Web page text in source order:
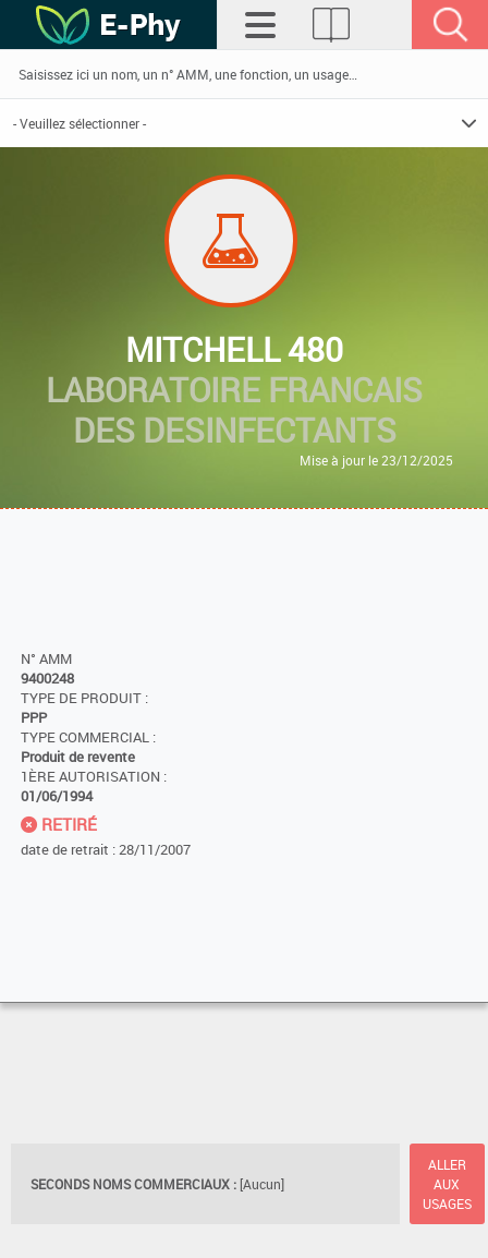
MITCHELL 480
LABORATOIRE FRANCAIS
DES DESINFECTANTS
Mise à jour le 23/12/2025
N° AMM
9400248
TYPE DE PRODUIT :
PPP
TYPE COMMERCIAL :
Produit de revente
1ÈRE AUTORISATION :
01/06/1994
RETIRÉ
date de retrait : 28/11/2007
SECONDS NOMS COMMERCIAUX : [Aucun]
ALLER
AUX
USAGES